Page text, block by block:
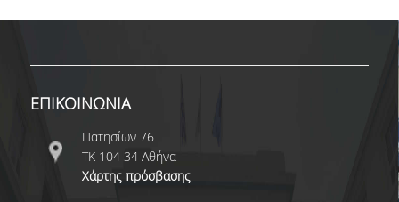
ΕΙΔΙΚΟ ΤΕΧΝΙΚΟ ΕΡΓΑΣΤΗΡΙΑΚΟ ΠΡΟΣΩΠΙΚΟ
ΜΕΤΑΔΙΔΑΚΤΟΡΕΣ
ΕΠΙΚΟΙΝΩΝΙΑ
Πατησίων 76
ΤΚ 104 34 Αθήνα
Χάρτης πρόσβασης